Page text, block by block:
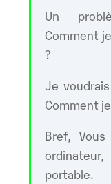
Un
Comment
?
Je
Comment
Bref,
portable.